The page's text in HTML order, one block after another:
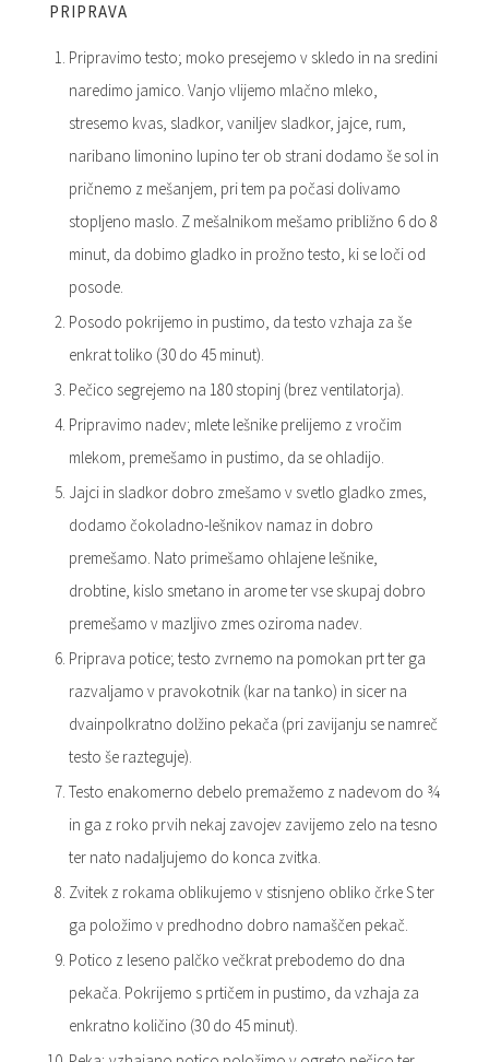
PRIPRAVA
Pripravimo testo; moko presejemo v skledo in na sredini
naredimo jamico. Vanjo vlijemo mlačno mleko,
stresemo kvas, sladkor, vaniljev sladkor, jajce, rum,
naribano limonino lupino ter ob strani dodamo še sol in
pričnemo z mešanjem, pri tem pa počasi dolivamo
stopljeno maslo. Z mešalnikom mešamo približno 6 do 8
minut, da dobimo gladko in prožno testo, ki se loči od
posode.
Posodo pokrijemo in pustimo, da testo vzhaja za še
enkrat toliko (30 do 45 minut).
Pečico segrejemo na 180 stopinj (brez ventilatorja).
Pripravimo nadev; mlete lešnike prelijemo z vročim
mlekom, premešamo in pustimo, da se ohladijo.
Jajci in sladkor dobro zmešamo v svetlo gladko zmes,
dodamo čokoladno-lešnikov namaz in dobro
premešamo. Nato primešamo ohlajene lešnike,
drobtine, kislo smetano in arome ter vse skupaj dobro
premešamo v mazljivo zmes oziroma nadev.
Priprava potice; testo zvrnemo na pomokan prt ter ga
razvaljamo v pravokotnik (kar na tanko) in sicer na
dvainpolkratno dolžino pekača (pri zavijanju se namreč
testo še razteguje).
Testo enakomerno debelo premažemo z nadevom do ¾
in ga z roko prvih nekaj zavojev zavijemo zelo na tesno
ter nato nadaljujemo do konca zvitka.
Zvitek z rokama oblikujemo v stisnjeno obliko črke S ter
ga položimo v predhodno dobro namaščen pekač.
Potico z leseno palčko večkrat prebodemo do dna
pekača. Pokrijemo s prtičem in pustimo, da vzhaja za
enkratno količino (30 do 45 minut).